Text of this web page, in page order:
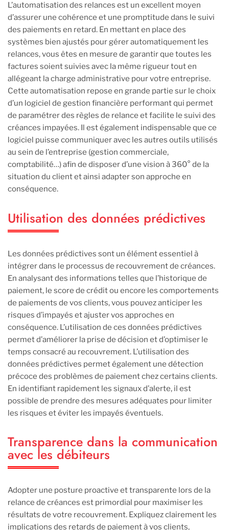
L’automatisation des relances est un excellent moyen
d’assurer une cohérence et une promptitude dans le suivi
des paiements en retard. En mettant en place des
systèmes bien ajustés pour gérer automatiquement les
relances, vous êtes en mesure de garantir que toutes les
factures soient suivies avec la même rigueur tout en
allégeant la charge administrative pour votre entreprise.
Cette automatisation repose en grande partie sur le choix
d’un logiciel de gestion financière performant qui permet
de paramétrer des règles de relance et facilite le suivi des
créances impayées. Il est également indispensable que ce
logiciel puisse communiquer avec les autres outils utilisés
au sein de l’entreprise (gestion commerciale,
comptabilité…) afin de disposer d’une vision à 360° de la
situation du client et ainsi adapter son approche en
conséquence.
Utilisation des données prédictives
Les données prédictives sont un élément essentiel à
intégrer dans le processus de recouvrement de créances.
En analysant des informations telles que l’historique de
paiement, le score de crédit ou encore les comportements
de paiements de vos clients, vous pouvez anticiper les
risques d’impayés et ajuster vos approches en
conséquence. L’utilisation de ces données prédictives
permet d’améliorer la prise de décision et d’optimiser le
temps consacré au recouvrement. L’utilisation des
données prédictives permet également une détection
précoce des problèmes de paiement chez certains clients.
En identifiant rapidement les signaux d’alerte, il est
possible de prendre des mesures adéquates pour limiter
les risques et éviter les impayés éventuels.
Transparence dans la communication
avec les débiteurs
Adopter une posture proactive et transparente lors de la
relance de créances est primordial pour maximiser les
résultats de votre recouvrement. Expliquez clairement les
implications des retards de paiement à vos clients,